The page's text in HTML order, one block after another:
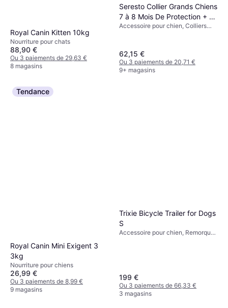
Royal Canin Kitten 10kg
Nourriture pour chats
88,90 €
Ou 3 paiements de 29,63 €
8 magasins
Seresto Collier Grands Chiens
7 à 8 Mois De Protection + 8
kg 2 Unités
Accessoire pour chien, Colliers
62,15 €
Ou 3 paiements de 20,71 €
9+ magasins
Tendance
Royal Canin Mini Exigent 3
3kg
Nourriture pour chiens
26,99 €
Ou 3 paiements de 8,99 €
9 magasins
Trixie Bicycle Trailer for Dogs
S
Accessoire pour chien, Remorque
199 €
Ou 3 paiements de 66,33 €
3 magasins